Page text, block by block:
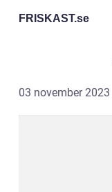
FRISKAST.se
03 november 2023